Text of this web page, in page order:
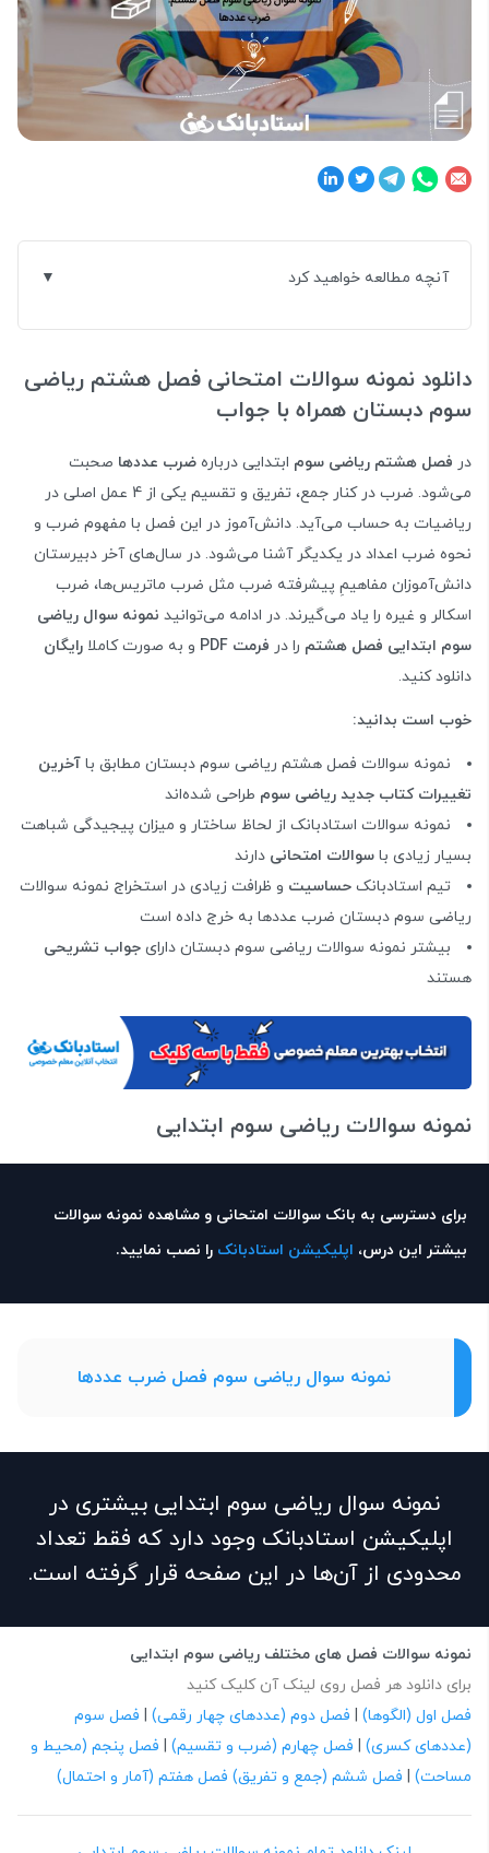
آنچه مطالعه خواهید کرد
دانلود نمونه سوالات امتحانی فصل هشتم ریاضی
سوم دبستان همراه با جواب
در فصل هشتم ریاضی سوم ابتدایی درباره ضرب عددها صحبت
می‌شود. ضرب در کنار جمع، تفریق و تقسیم یکی از 4 عمل اصلی در
ریاضیات به حساب می‌آید. دانش‌آموز در این فصل با مفهوم ضرب و
نحوه ضرب اعداد در یکدیگر آشنا می‌شود. در سال‌های آخر دبیرستان
دانش‌آموزان مفاهیمِ پیشرفته ضرب مثل ضرب ماتریس‌ها، ضرب
اسکالر و غیره را یاد می‌گیرند. در ادامه می‌توانید نمونه سوال ریاضی
سوم ابتدایی فصل هشتم را در فرمت PDF و به صورت کاملا رایگان
دانلود کنید.
خوب است بدانید:
نمونه سوالات فصل هشتم ریاضی سوم دبستان مطابق با آخرین
تغییرات کتاب جدید ریاضی سوم طراحی شده‌اند
نمونه سوالات استادبانک از لحاظ ساختار و میزان پیجیدگی شباهت
بسیار زیادی با سوالات امتحانی دارند
تیم استادبانک حساسیت و ظرافت زیادی در استخراج نمونه سوالات
ریاضی سوم دبستان ضرب عددها به خرج داده است
بیشتر نمونه سوالات ریاضی سوم دبستان دارای جواب تشریحی
هستند
نمونه سوالات ریاضی سوم ابتدایی
برای دسترسی به بانک سوالات امتحانی و مشاهده نمونه سوالات
بیشتر این درس، اپلیکیشن استادبانک را نصب نمایید.
نمونه سوال ریاضی سوم فصل ضرب عددها
نمونه سوال ریاضی سوم ابتدایی بیشتری در
اپلیکیشن استادبانک وجود دارد که فقط تعداد
محدودی از آن‌ها در این صفحه قرار گرفته است.
نمونه سوالات فصل های مختلف ریاضی سوم ابتدایی
برای دانلود هر فصل روی لینک آن کلیک کنید
فصل اول (الگوها) | فصل دوم (عددهای چهار رقمی) | فصل سوم
(عددهای کسری) | فصل چهارم (ضرب و تقسیم) | فصل پنجم (محیط و
مساحت) | فصل ششم (جمع و تفریق) فصل هفتم (آمار و احتمال)